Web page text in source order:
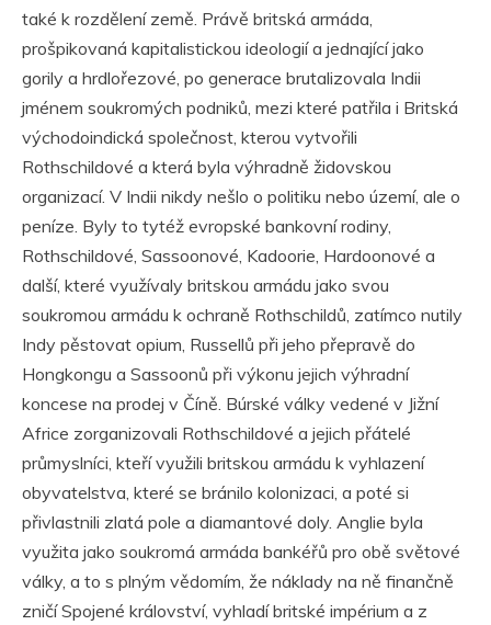
také k rozdělení země. Právě britská armáda,
prošpikovaná kapitalistickou ideologií a jednající jako
gorily a hrdlořezové, po generace brutalizovala Indii
jménem soukromých podniků, mezi které patřila i Britská
východoindická společnost, kterou vytvořili
Rothschildové a která byla výhradně židovskou
organizací. V Indii nikdy nešlo o politiku nebo území, ale o
peníze. Byly to tytéž evropské bankovní rodiny,
Rothschildové, Sassoonové, Kadoorie, Hardoonové a
další, které využívaly britskou armádu jako svou
soukromou armádu k ochraně Rothschildů, zatímco nutily
Indy pěstovat opium, Russellů při jeho přepravě do
Hongkongu a Sassoonů při výkonu jejich výhradní
koncese na prodej v Číně. Búrské války vedené v Jižní
Africe zorganizovali Rothschildové a jejich přátelé
průmyslníci, kteří využili britskou armádu k vyhlazení
obyvatelstva, které se bránilo kolonizaci, a poté si
přivlastnili zlatá pole a diamantové doly. Anglie byla
využita jako soukromá armáda bankéřů pro obě světové
války, a to s plným vědomím, že náklady na ně finančně
zničí Spojené království, vyhladí britské impérium a z